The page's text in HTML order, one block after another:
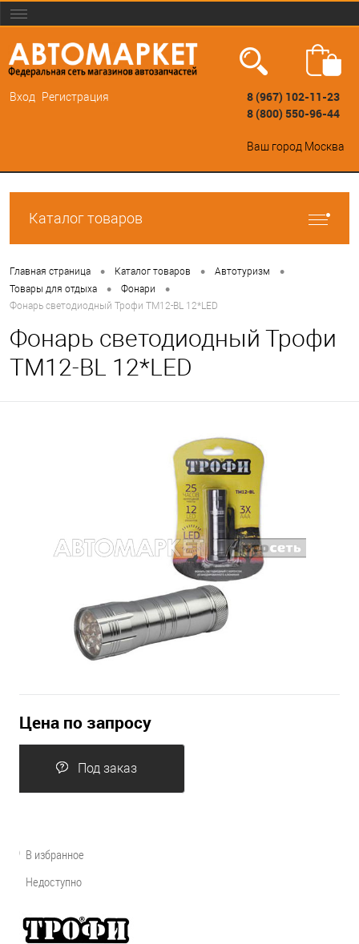
Вход Регистрация
8 (967) 102-11-23
8 (800) 550-96-44
Ваш город Москва
Каталог товаров
Главная страница • Каталог товаров • Автотуризм •
Товары для отдыха • Фонари •
Фонарь светодиодный Трофи TM12-BL 12*LED
Фонарь светодиодный Трофи
TM12-BL 12*LED
Цена по запросу
Под заказ
В избранное
Недоступно